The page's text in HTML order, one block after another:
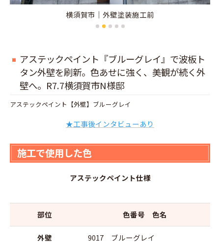
横須賀市｜外壁塗装施工前
アステックペイント『ブルーグレイ』で波板ト
タン外壁を刷新。色あせに強く、美観が続く外
壁へ。R7.7横須賀市N様邸
アステックペイント【外壁】ブルーグレイ
★工事後インタビューあり
施工で使用した色
アステックペイント仕様
部位 色番号 色名
外壁 9017 ブルーグレイ